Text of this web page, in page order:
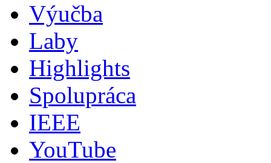
Výučba
Laby
Highlights
Spolupráca
IEEE
YouTube